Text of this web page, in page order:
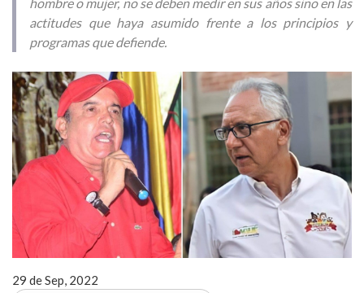
actitudes que haya asumido frente a los principios y
programas que defiende.
29 de Sep, 2022